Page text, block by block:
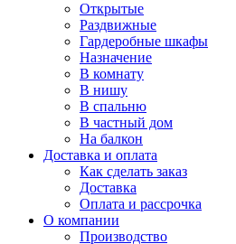
Открытые
Раздвижные
Гардеробные шкафы
Назначение
В комнату
В нишу
В спальню
В частный дом
На балкон
Доставка и оплата
Как сделать заказ
Доставка
Оплата и рассрочка
О компании
Производство